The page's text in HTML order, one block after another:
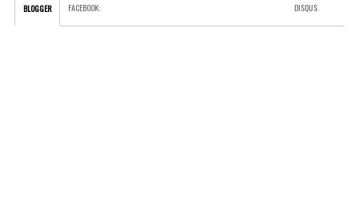
BLOGGER FACEBOOK: DISQUS